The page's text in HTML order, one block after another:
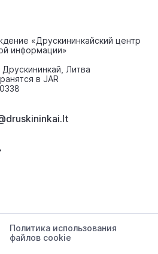
«Друскининкайский центр
информации»
Литва
в JAR
Политика использования
файлов cookie